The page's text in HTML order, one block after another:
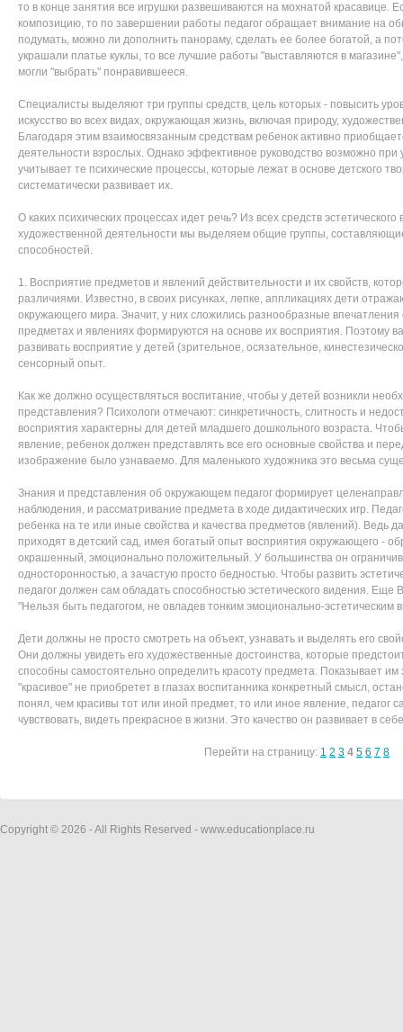
то в конце занятия все игрушки развешиваются на мохнатой красавице.
композицию, то по завершении работы педагог обращает внимание на
подумать, можно ли дополнить панораму, сделать ее более богатой, а
украшали платье куклы, то все лучшие работы "выставляются в магазине",
могли "выбрать" понравившееся.
Специалисты выделяют три группы средств, цель которых - повысить
искусство во всех видах, окружающая жизнь, включая природу,
Благодаря этим взаимосвязанным средствам ребенок активно
деятельности взрослых. Однако эффективное руководство возможно при
учитывает те психические процессы, которые лежат в основе детского
систематически развивает их.
О каких психических процессах идет речь? Из всех средств эстетического
художественной деятельности мы выделяем общие группы,
способностей.
1. Восприятие предметов и явлений действительности и их свойств,
различиями. Известно, в своих рисунках, лепке, аппликациях дети
окружающего мира. Значит, у них сложились разнообразные
предметах и явлениях формируются на основе их восприятия. Поэтому
развивать восприятие у детей (зрительное, осязательное,
сенсорный опыт.
Как же должно осуществляться воспитание, чтобы у детей возникли
представления? Психологи отмечают: синкретичность, слитность и
восприятия характерны для детей младшего дошкольного возраста.
явление, ребенок должен представлять все его основные свойства и
изображение было узнаваемо. Для маленького художника это весьма
Знания и представления об окружающем педагог формирует
наблюдения, и рассматривание предмета в ходе дидактических игр.
ребенка на те или иные свойства и качества предметов (явлений). Ведь
приходят в детский сад, имея богатый опыт восприятия окружающего -
окрашенный, эмоционально положительный. У большинства он
односторонностью, а зачастую просто бедностью. Чтобы развить
педагог должен сам обладать способностью эстетического видения. Еще
"Нельзя быть педагогом, не овладев тонким эмоционально-эстетическим
Дети должны не просто смотреть на объект, узнавать и выделять его
Они должны увидеть его художественные достоинства, которые
способны самостоятельно определить красоту предмета. Показывает им
"красивое" не приобретет в глазах воспитанника конкретный смысл,
понял, чем красивы тот или иной предмет, то или иное явление, педагог
чувствовать, видеть прекрасное в жизни. Это качество он развивает в
Перейти на страницу: 1 2 3 4 5 6 7 8
Copyright © 2026 - All Rights Reserved - www.educationplace.ru